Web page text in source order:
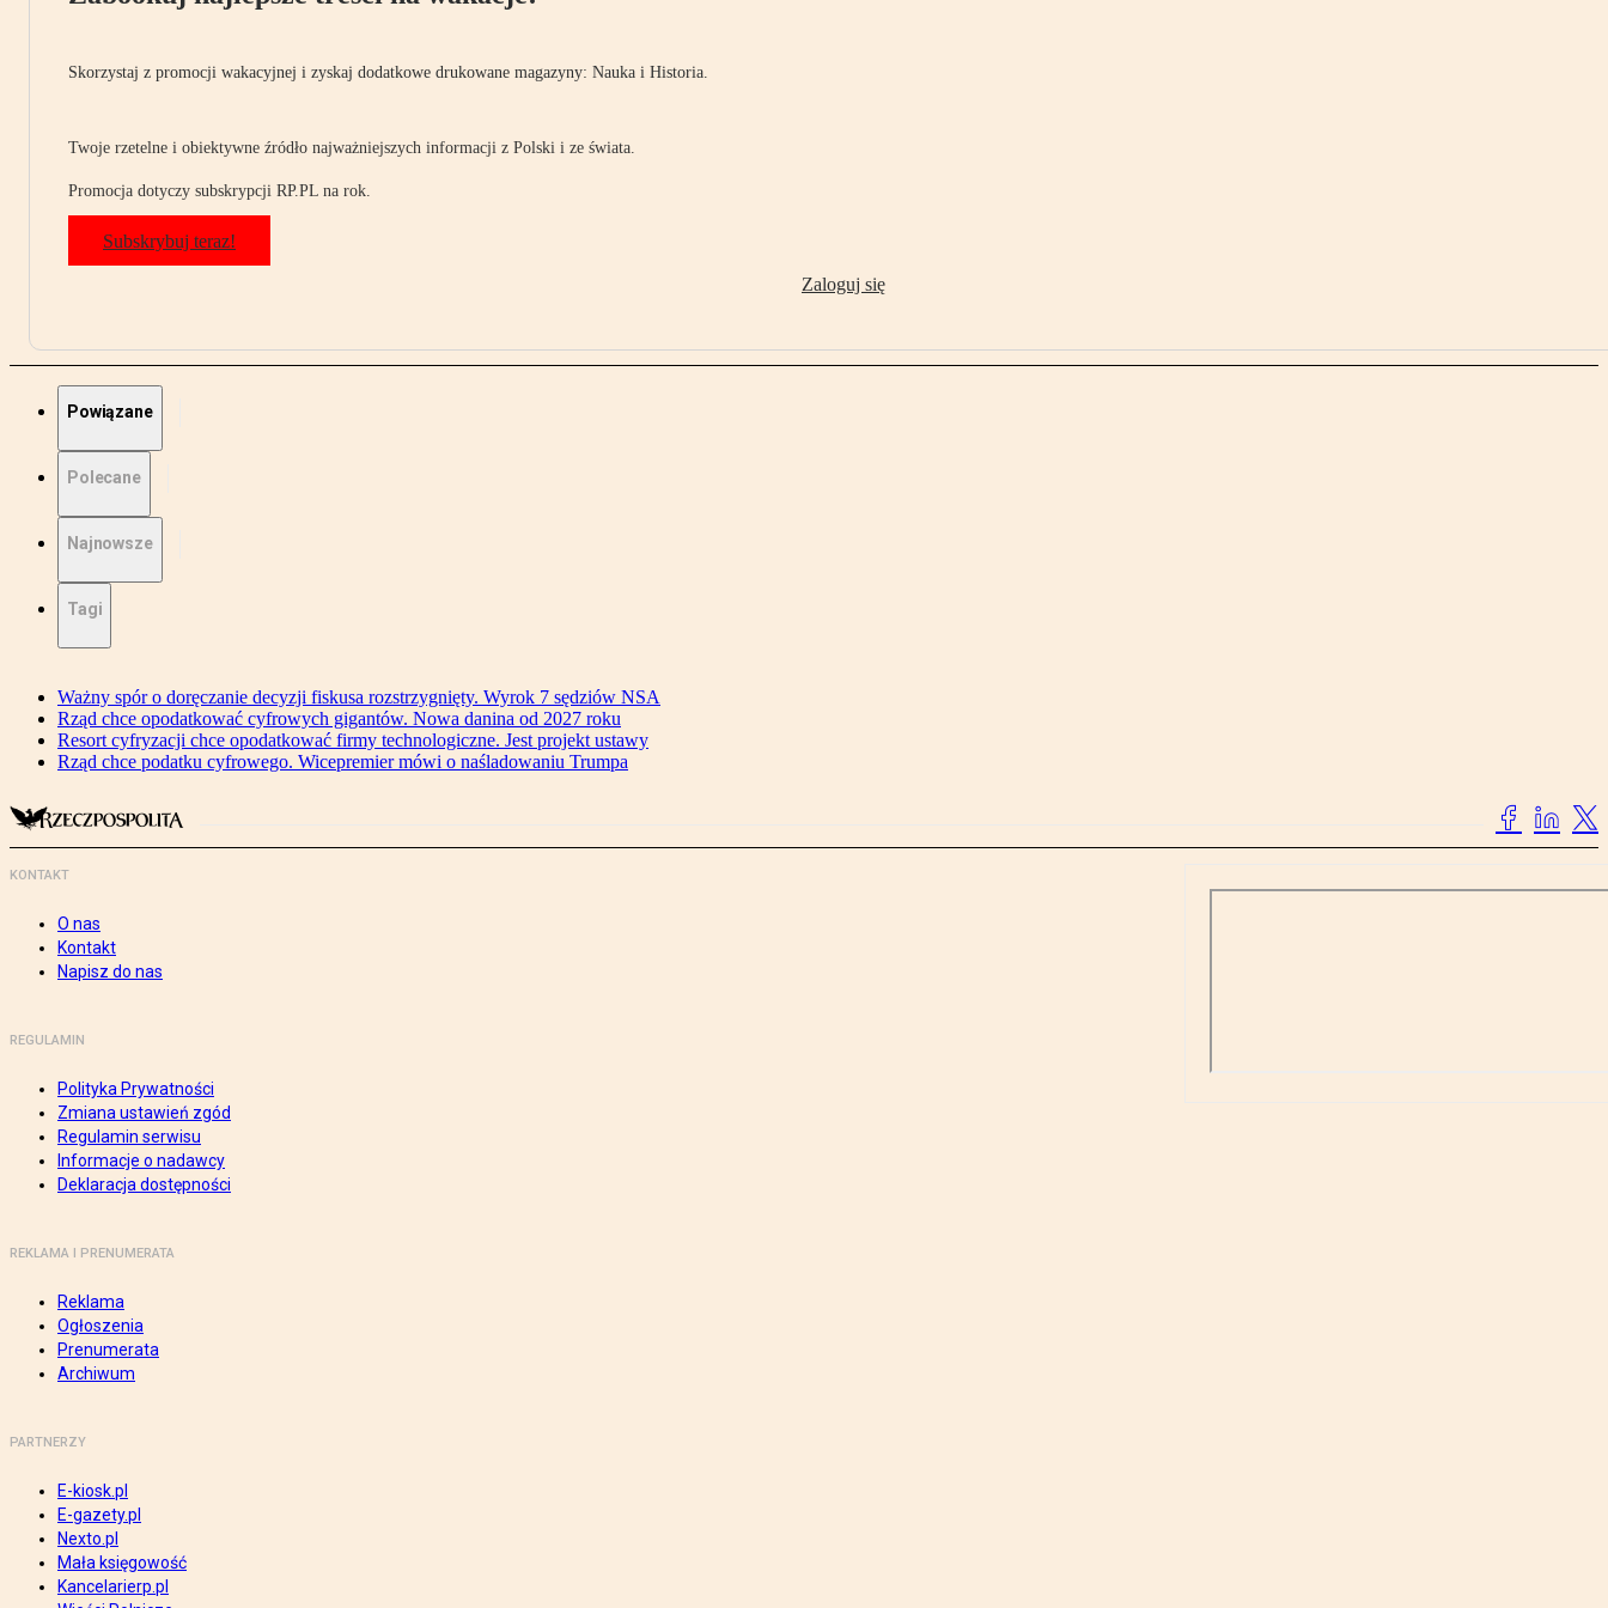
Skorzystaj z promocji wakacyjnej i zyskaj dodatkowe drukowane magazyny: Nauka i Historia.
Twoje rzetelne i obiektywne źródło najważniejszych informacji z Polski i ze świata.
Promocja dotyczy subskrypcji RP.PL na rok.
Subskrybuj teraz!
Zaloguj się
Powiązane
Polecane
Najnowsze
Tagi
Ważny spór o doręczanie decyzji fiskusa rozstrzygnięty. Wyrok 7 sędziów NSA
Rząd chce opodatkować cyfrowych gigantów. Nowa danina od 2027 roku
Resort cyfryzacji chce opodatkować firmy technologiczne. Jest projekt ustawy
Rząd chce podatku cyfrowego. Wicepremier mówi o naśladowaniu Trumpa
KONTAKT
O nas
Kontakt
Napisz do nas
REGULAMIN
Polityka Prywatności
Zmiana ustawień zgód
Regulamin serwisu
Informacje o nadawcy
Deklaracja dostępności
REKLAMA I PRENUMERATA
Reklama
Ogłoszenia
Prenumerata
Archiwum
PARTNERZY
E-kiosk.pl
E-gazety.pl
Nexto.pl
Mała księgowość
Kancelarierp.pl